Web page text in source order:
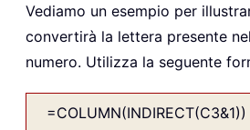
Vediamo un esempio per
convertirà la lettera presente
numero. Utilizza la seguente
=COLUMN(INDIRECT(C3&1))